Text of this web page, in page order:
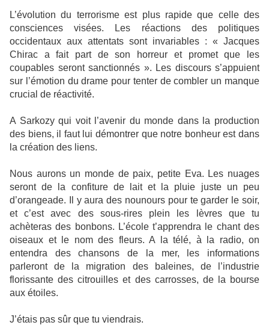
L’évolution du terrorisme est plus rapide que celle des
consciences visées. Les réactions des politiques
occidentaux aux attentats sont invariables : « Jacques
Chirac a fait part de son horreur et promet que les
coupables seront sanctionnés ». Les discours s’appuient
sur l’émotion du drame pour tenter de combler un manque
crucial de réactivité.
A Sarkozy qui voit l’avenir du monde dans la production
des biens, il faut lui démontrer que notre bonheur est dans
la création des liens.
Nous aurons un monde de paix, petite Eva. Les nuages
seront de la confiture de lait et la pluie juste un peu
d’orangeade. Il y aura des nounours pour te garder le soir,
et c’est avec des sous-rires plein les lèvres que tu
achèteras des bonbons. L’école t’apprendra le chant des
oiseaux et le nom des fleurs. A la télé, à la radio, on
entendra des chansons de la mer, les informations
parleront de la migration des baleines, de l’industrie
florissante des citrouilles et des carrosses, de la bourse
aux étoiles.
J’étais pas sûr que tu viendrais.